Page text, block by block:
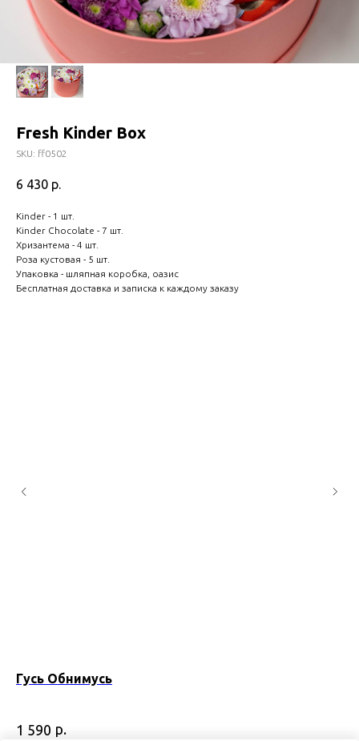
Fresh Kinder Box
SKU: ff0502
6 430 р.
Kinder - 1 шт.
Kinder Chocolate - 7 шт.
Хризантема - 4 шт.
Роза кустовая - 5 шт.
Упаковка - шляпная коробка, оазис
Бесплатная доставка и записка к каждому заказу
Гусь Обнимусь
1 590 р.